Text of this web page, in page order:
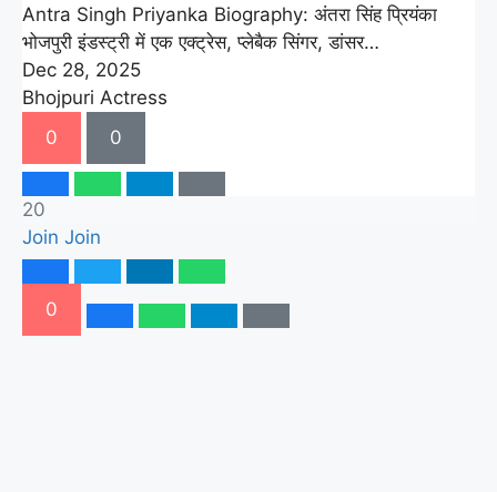
Antra Singh Priyanka Biography: अंतरा सिंह प्रियंका
भोजपुरी इंडस्ट्री में एक एक्ट्रेस, प्लेबैक सिंगर, डांसर…
Dec 28, 2025
Bhojpuri Actress
0
0
20
Join Join
0